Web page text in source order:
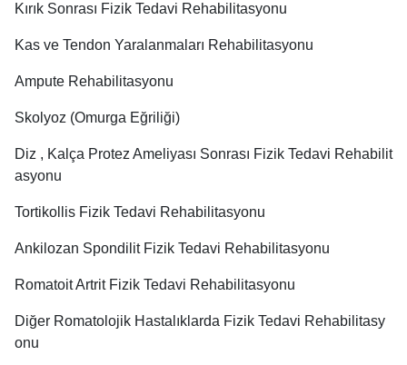
Kırık Sonrası Fizik Tedavi Rehabilitasyonu
Kas ve Tendon Yaralanmaları Rehabilitasyonu
Ampute Rehabilitasyonu
Skolyoz (Omurga Eğriliği)
Diz , Kalça Protez Ameliyası Sonrası Fizik Tedavi Rehabilit
asyonu
Tortikollis Fizik Tedavi Rehabilitasyonu
Ankilozan Spondilit Fizik Tedavi Rehabilitasyonu
Romatoit Artrit Fizik Tedavi Rehabilitasyonu
Diğer Romatolojik Hastalıklarda Fizik Tedavi Rehabilitasy
onu